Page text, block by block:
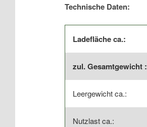
Technische Daten:
Ladefläche ca.:
zul. Gesamtgewicht :
Leergewicht ca.:
Nutzlast ca.: